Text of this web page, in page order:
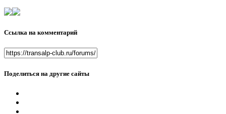
Ссылка на комментарий
Поделиться на другие сайты